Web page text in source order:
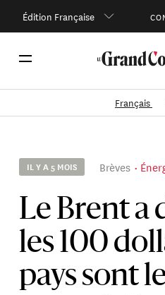
Édition Française
Français
IL Y A 5 MOIS Brèves
Le Brent a
les 100
pays sont